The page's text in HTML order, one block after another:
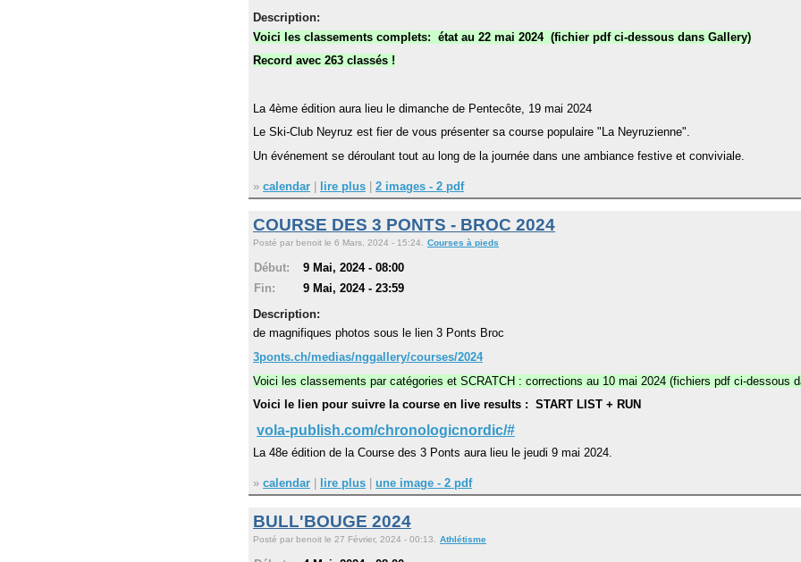
Description:
Voici les classements complets: état au 22 mai 2024 (fichier pdf ci-dessous dans Gallery)
Record avec 263 classés !
La 4ème édition aura lieu le dimanche de Pentecôte, 19 mai 2024
Le Ski-Club Neyruz est fier de vous présenter sa course populaire "La Neyruzienne".
Un événement se déroulant tout au long de la journée dans une ambiance festive et conviviale.
» calendar lire plus 2 images - 2 pdf
COURSE DES 3 PONTS - BROC 2024
Posté par benoit le 6 Mars, 2024 - 15:24. Courses à pieds
Début:
9 Mai, 2024 - 08:00
Fin:
9 Mai, 2024 - 23:59
Description:
de magnifiques photos sous le lien 3 Ponts Broc
3ponts.ch/medias/nggallery/courses/2024
Voici les classements par catégories et SCRATCH : corrections au 10 mai 2024 (fichiers pdf ci-dessous
Voici le lien pour suivre la course en live results : START LIST + RUN
vola-publish.com/chronologicnordic/#
La 48e édition de la Course des 3 Ponts aura lieu le jeudi 9 mai 2024.
» calendar lire plus une image - 2 pdf
BULL'BOUGE 2024
Posté par benoit le 27 Février, 2024 - 00:13. Athlétisme